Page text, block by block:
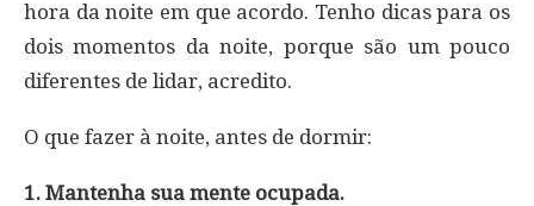
hora da noite em que acordo. Tenho dicas para os
dois momentos da noite, porque são um pouco
diferentes de lidar, acredito.
O que fazer à noite, antes de dormir:
1. Mantenha sua mente ocupada.